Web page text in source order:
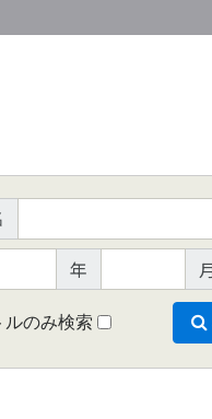
年
ルのみ検索